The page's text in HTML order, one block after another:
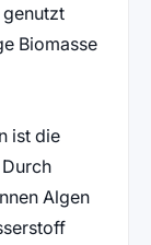
Biomasse
ist die
Algen